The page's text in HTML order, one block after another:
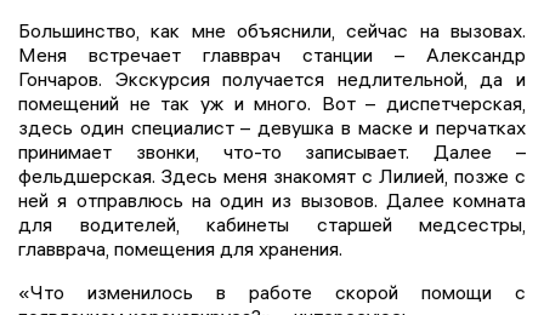
Большинство, как мне объяснили, сейчас на вызовах.
Меня встречает главврач станции – Александр
Гончаров. Экскурсия получается недлительной, да и
помещений не так уж и много. Вот – диспетчерская,
здесь один специалист – девушка в маске и перчатках
принимает звонки, что-то записывает. Далее –
фельдшерская. Здесь меня знакомят с Лилией, позже с
ней я отправлюсь на один из вызовов. Далее комната
для водителей, кабинеты старшей медсестры,
главврача, помещения для хранения.
«Что изменилось в работе скорой помощи с